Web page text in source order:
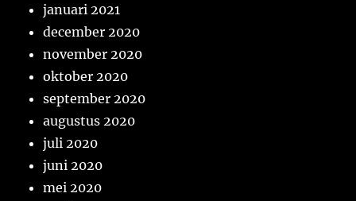
januari 2021
december 2020
november 2020
oktober 2020
september 2020
augustus 2020
juli 2020
juni 2020
mei 2020